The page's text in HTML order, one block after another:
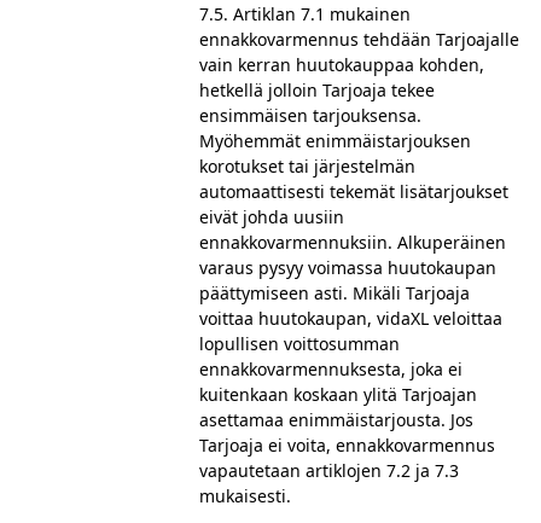
7.5. Artiklan 7.1 mukainen
ennakkovarmennus tehdään Tarjoajalle
vain kerran huutokauppaa kohden,
hetkellä jolloin Tarjoaja tekee
ensimmäisen tarjouksensa.
Myöhemmät enimmäistarjouksen
korotukset tai järjestelmän
automaattisesti tekemät lisätarjoukset
eivät johda uusiin
ennakkovarmennuksiin. Alkuperäinen
varaus pysyy voimassa huutokaupan
päättymiseen asti. Mikäli Tarjoaja
voittaa huutokaupan, vidaXL veloittaa
lopullisen voittosumman
ennakkovarmennuksesta, joka ei
kuitenkaan koskaan ylitä Tarjoajan
asettamaa enimmäistarjousta. Jos
Tarjoaja ei voita, ennakkovarmennus
vapautetaan artiklojen 7.2 ja 7.3
mukaisesti.